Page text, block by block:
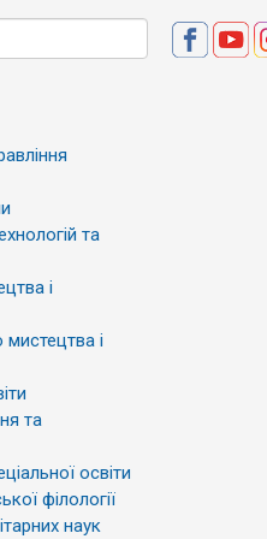
та
і
і
та
освіти
філології
наук